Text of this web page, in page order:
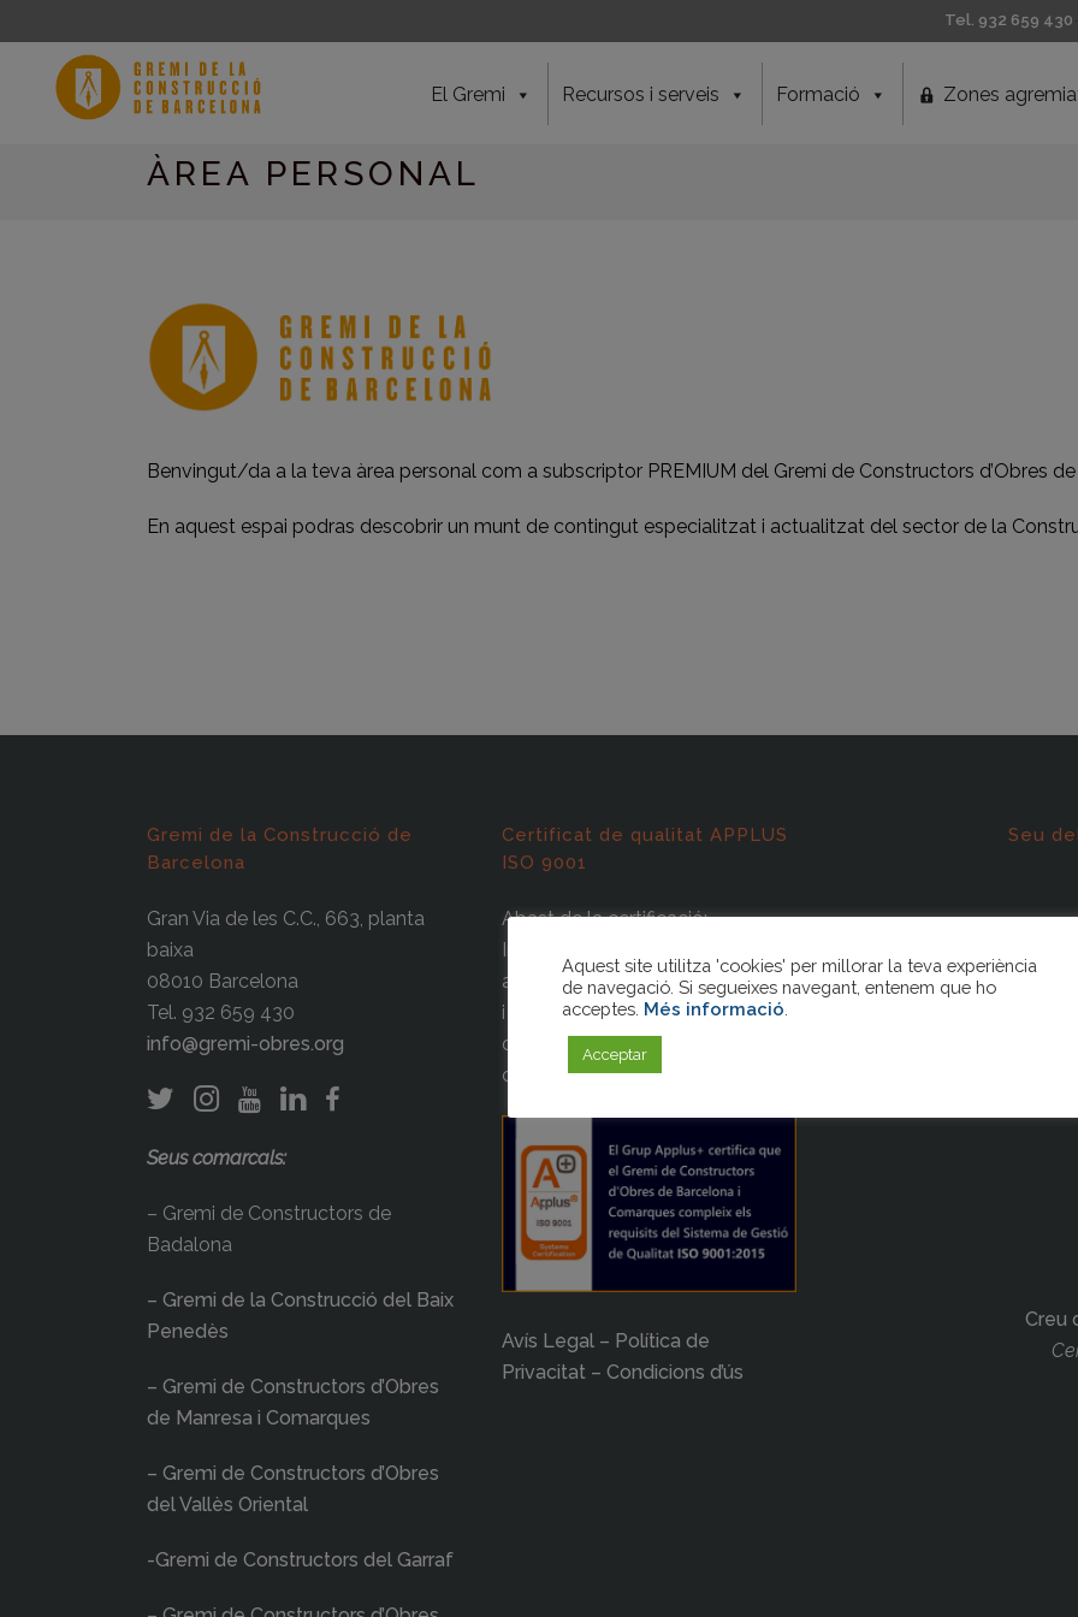
Tel. 932 659 430
El Gremi Recursos i serveis Formació Zones
ÀREA PERSONAL
Benvingut/da a la teva àrea personal com a subscriptor PREMIUM del Gremi de Constructors d’Obres
En aquest espai podras descobrir un munt de contingut especialitzat i actualitzat del sector de la
Gremi de la Construcció de
Barcelona
Gran Via de les C.C., 663, planta
baixa
08010 Barcelona
Tel. 932 659 430
info@gremi-obres.org
Seus comarcals:
– Gremi de Constructors de
Badalona
– Gremi de la Construcció del Baix
Penedès
– Gremi de Constructors d’Obres
de Manresa i Comarques
– Gremi de Constructors d’Obres
del Vallès Oriental
-Gremi de Constructors del Garraf
Certificat de qualitat APPLUS
ISO 9001
Abast de la certificació:
Informació i assessorament als
agremiats, Assessorament jurídic
i laboral, Formació continuada i
ocupacional, Gestió de tràmits i
certificats.
Avís Legal – Política de
Privacitat – Condicions d’ús
Seu
Creu
Aquest site utilitza 'cookies' per millorar la teva experiència
de navegació. Si segueixes navegant, entenem que ho
acceptes. Més informació
Acceptar